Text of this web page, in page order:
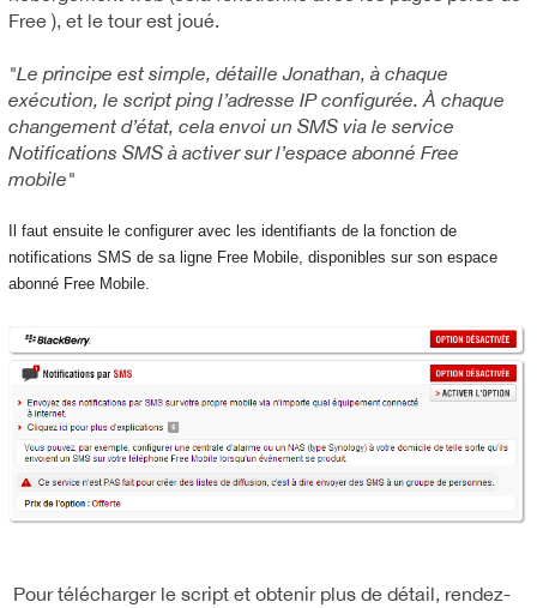
Free ), et le tour est joué.
"Le principe est simple, détaille Jonathan, à chaque
exécution, le script ping l’adresse IP configurée. À chaque
changement d’état, cela envoi un SMS via le service
Notifications SMS à activer sur l’espace abonné Free
mobile"
Il faut ensuite le configurer avec les identifiants de la fonction de
notifications SMS de sa ligne Free Mobile, disponibles sur son espace
abonné Free Mobile.
Pour télécharger le script et obtenir plus de détail, rendez-